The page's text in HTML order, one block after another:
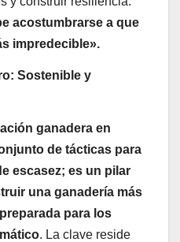
acostumbrarse a que
impredecible».
Sostenible y
ganadera en
de tácticas para
escasez; es un pilar
una ganadería más
para los
. La clave reside